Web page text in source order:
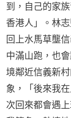
到，自己的家
香港人」。林
回上水馬草壟
中滿山跑，也
境鄰近信義新
象，「後來我
次回來都會遇